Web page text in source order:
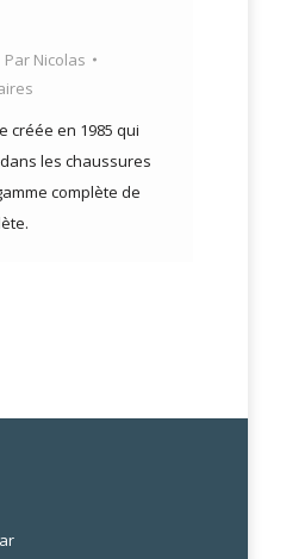
Par Nicolas
créée en 1985 qui
les chaussures
complète de